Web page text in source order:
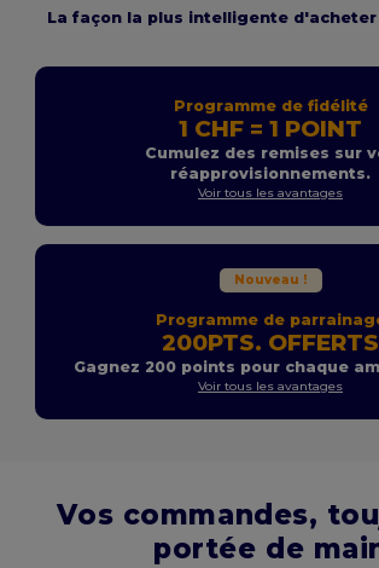
La façon la plus intelligente
Programme de fidélité
1 CHF = 1 POINT
Cumulez des remises sur
réapprovisionnements.
Voir tous les avantages
Nouveau !
Programme de
200PTS. OFFERTS
Gagnez 200 points pour chaque
Voir tous les avantages
Vos commandes,
portée de